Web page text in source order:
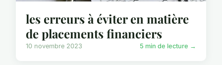
les erreurs à éviter en matière
de placements financiers
10 novembre 2023 5 min de lecture →